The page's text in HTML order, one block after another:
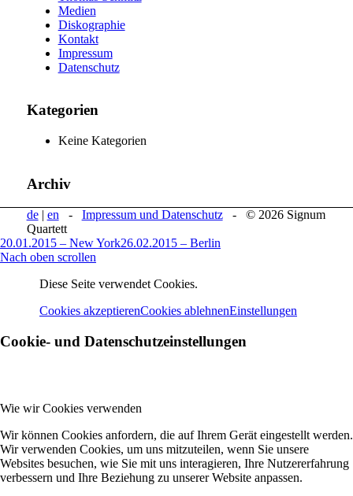
Medien
Diskographie
Kontakt
Impressum
Datenschutz
Kategorien
Keine Kategorien
Archiv
de| en- Impressum und Datenschutz- © 2026 Signum
Quartett
20.01.2015 – New York26.02.2015 – Berlin
Nach oben scrollen
Diese Seite verwendet Cookies.
Cookies akzeptierenCookies ablehnenEinstellungen
Cookie- und Datenschutzeinstellungen
Wie wir Cookies verwenden
Wir können Cookies anfordern, die auf Ihrem Gerät eingestellt werden.
Wir verwenden Cookies, um uns mitzuteilen, wenn Sie unsere
Websites besuchen, wie Sie mit uns interagieren, Ihre Nutzererfahrung
verbessern und Ihre Beziehung zu unserer Website anpassen.